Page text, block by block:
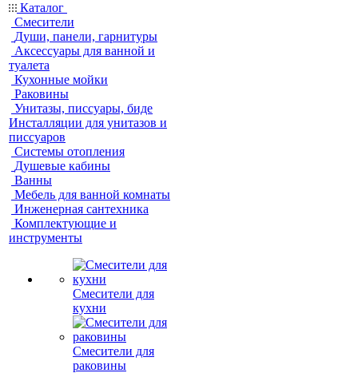
Каталог
Смесители
Души, панели, гарнитуры
Аксессуары для ванной и
туалета
Кухонные мойки
Раковины
Унитазы, писсуары, биде
Инсталляции для унитазов и
писсуаров
Системы отопления
Душевые кабины
Ванны
Мебель для ванной комнаты
Инженерная сантехника
Комплектующие и
инструменты
Смесители для
кухни
Смесители для
раковины